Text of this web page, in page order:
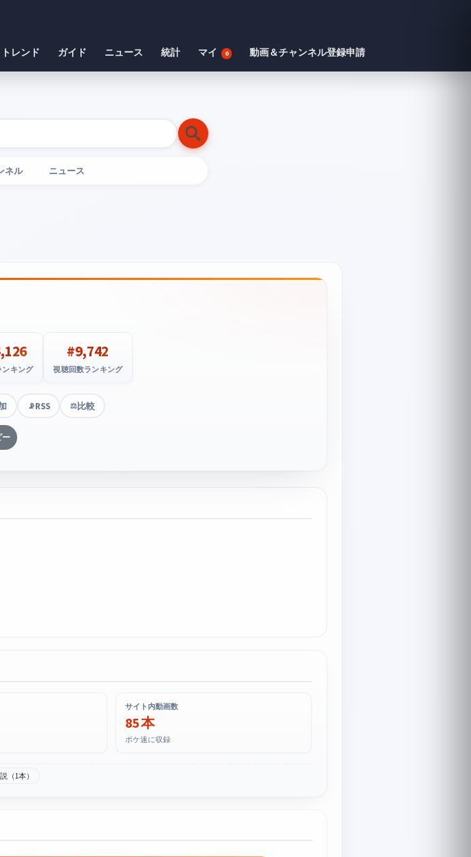
トレンド ガイド ニュース 統計 マイ 0 動画＆チャンネル登録申請
ネル ニュース
ンキング
#9,742
視聴回数ランキング
📡RSS ⚖️比較
ー
サイト内動画数
85 本
ポケ速に収録
（1本）